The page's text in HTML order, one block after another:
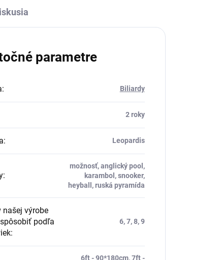
parametre
: Biliardy
2 roky
: Leopardis
:
možnosť, anglický pool,
karambol, snooker,
heyball, ruská pyramída
našej výrobe
podľa
:
6, 7, 8, 9
6ft - 90*180cm, 7ft -